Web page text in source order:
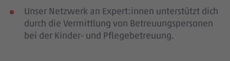
Unser Netzwerk an Expert:innen unterstützt dich
durch die Vermittlung von Betreuungspersonen
bei der Kinder- und Pflegebetreuung.